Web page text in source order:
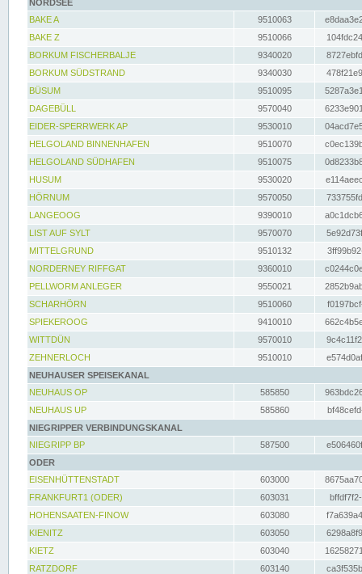
NORDSEE
BAKE A
9510063
BAKE Z
9510066
BORKUM FISCHERBALJE
9340020
BORKUM SÜDSTRAND
9340030
BÜSUM
9510095
DAGEBÜLL
9570040
EIDER-SPERRWERK AP
9530010
HELGOLAND BINNENHAFEN
9510070
HELGOLAND SÜDHAFEN
9510075
HUSUM
9530020
HÖRNUM
9570050
LANGEOOG
9390010
LIST AUF SYLT
9570070
MITTELGRUND
9510132
NORDERNEY RIFFGAT
9360010
PELLWORM ANLEGER
9550021
SCHARHÖRN
9510060
SPIEKEROOG
9410010
WITTDÜN
9570010
ZEHNERLOCH
9510010
NEUHAUSER SPEISEKANAL
NEUHAUS OP
585850
NEUHAUS UP
585860
NIEGRIPPER VERBINDUNGSKANAL
NIEGRIPP BP
587500
ODER
EISENHÜTTENSTADT
603000
FRANKFURT1 (ODER)
603031
HOHENSAATEN-FINOW
603080
KIENITZ
603050
KIETZ
603040
RATZDORF
603140